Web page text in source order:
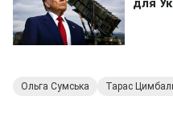
Ольга Сумська Тарас